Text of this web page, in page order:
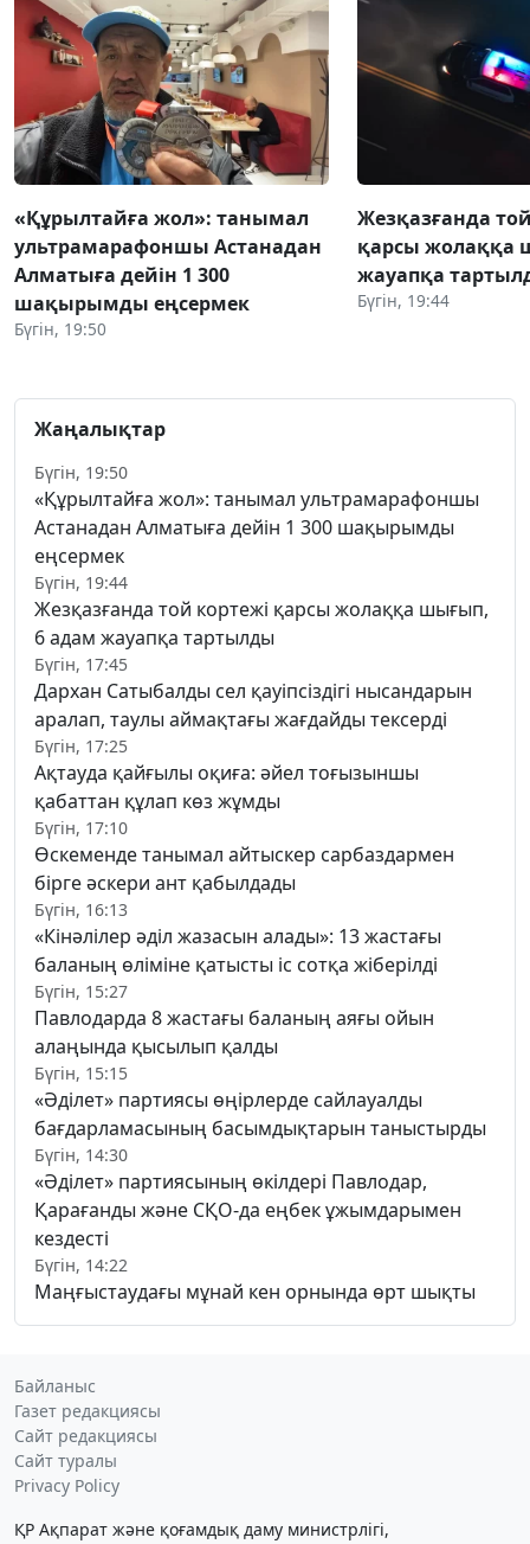
«Құрылтайға жол»: танымал
ультрамарафоншы Астанадан
Алматыға дейін 1 300
шақырымды еңсермек
Бүгін, 19:50
Жезқазғанда
қарсы жолаққа
жауапқа
Бүгін, 19:44
Жаңалықтар
Бүгін, 19:50
«Құрылтайға жол»: танымал ультрамарафоншы
Астанадан Алматыға дейін 1 300 шақырымды
еңсермек
Бүгін, 19:44
Жезқазғанда той кортежі қарсы жолаққа шығып,
6 адам жауапқа тартылды
Бүгін, 17:45
Дархан Сатыбалды сел қауіпсіздігі нысандарын
аралап, таулы аймақтағы жағдайды тексерді
Бүгін, 17:25
Ақтауда қайғылы оқиға: әйел тоғызыншы
қабаттан құлап көз жұмды
Бүгін, 17:10
Өскеменде танымал айтыскер сарбаздармен
бірге әскери ант қабылдады
Бүгін, 16:13
«Кінәлілер әділ жазасын алады»: 13 жастағы
баланың өліміне қатысты іс сотқа жіберілді
Бүгін, 15:27
Павлодарда 8 жастағы баланың аяғы ойын
алаңында қысылып қалды
Бүгін, 15:15
«Әділет» партиясы өңірлерде сайлауалды
бағдарламасының басымдықтарын таныстырды
Бүгін, 14:30
«Әділет» партиясының өкілдері Павлодар,
Қарағанды және СҚО-да еңбек ұжымдарымен
кездесті
Бүгін, 14:22
Маңғыстаудағы мұнай кен орнында өрт шықты
Байланыс
Газет редакциясы
Сайт редакциясы
Сайт туралы
Privacy Policy
ҚР Ақпарат және қоғамдық даму министрлігі,